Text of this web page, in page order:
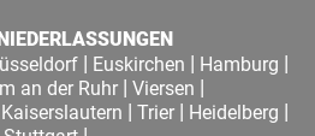
| Euskirchen | Hamburg |
an der Ruhr| Viersen |
Kaiserslautern | Trier | Heidelberg |